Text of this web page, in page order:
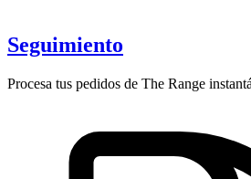
Seguimiento
Procesa tus pedidos de The Range